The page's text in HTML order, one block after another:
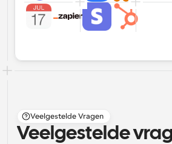
Veelgestelde Vragen
Veelgestelde